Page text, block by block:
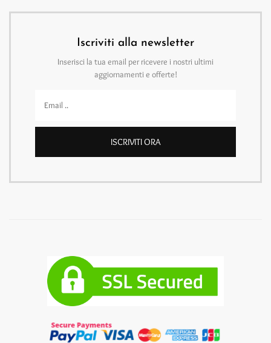
Iscriviti alla newsletter
Inserisci la tua email per ricevere i nostri ultimi
aggiornamenti e offerte!
ISCRIVITI ORA